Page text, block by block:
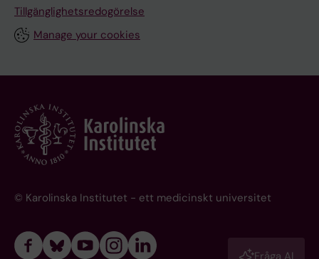
Tillgänglighetsredogörelse
Manage your cookies
© Karolinska Institutet - ett medicinskt universitet
Fråga AI